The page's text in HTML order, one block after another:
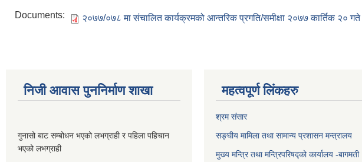
Documents: २०७७/०७८ मा संचालित कार्यक्रमको आन्तरिक प्रगति/समीक्षा २०७७ कार्तिक २० गते
निजी आवास पुननिर्माण शाखा
गुनासो बाट सम्बोधन भएको लभग्राही र पहिला पहिचान
भएको लभग्राही
महत्वपूर्ण लिंकहरु
श्रम संसार
सङ्घीय मामिला तथा सामान्य प्रशासन मन्त्रालय
मुख्य मन्त्रि तथा मन्त्रिपरिषद्को कार्यालय -बागमती